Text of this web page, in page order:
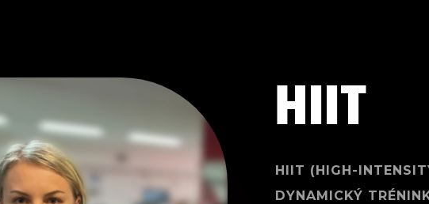
HIIT
HIIT (HIGH-
DYNAMICKÝ